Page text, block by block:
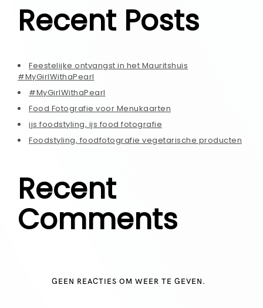
Recent Posts
Feestelijke ontvangst in het Mauritshuis
#MyGirlWithaPearl
#MyGirlWithaPearl
Food Fotografie voor Menukaarten
ijs foodstyling, ijs food fotografie
Foodstyling, foodfotografie vegetarische producten
Recent
Comments
GEEN REACTIES OM WEER TE GEVEN.